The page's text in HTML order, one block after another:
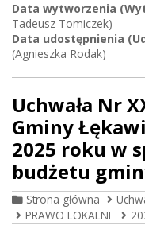
Data wytworzenia
Tadeusz Tomiczek)
Data udostępnienia
(Agnieszka Rodak)
Uchwała Nr
Gminy
2025 roku w
budżetu
Strona główna
PRAWO LOKALNE